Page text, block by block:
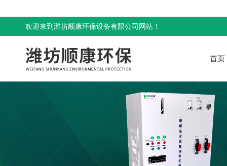
欢迎来到潍坊顺康环保设备有限公司网站！
首页